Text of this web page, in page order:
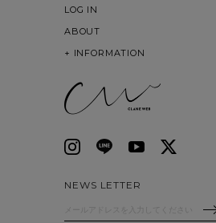
LOG IN
ABOUT
+ INFORMATION
NEWS LETTER